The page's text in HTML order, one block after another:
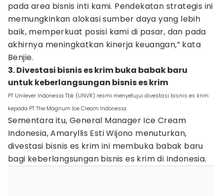
pada area bisnis inti kami. Pendekatan strategis ini
memungkinkan alokasi sumber daya yang lebih
baik, memperkuat posisi kami di pasar, dan pada
akhirnya meningkatkan kinerja keuangan,” kata
Benjie.
3. Divestasi bisnis es krim buka babak baru
untuk keberlangsungan bisnis es krim
PT Unilever Indonesia Tbk (UNVR) resmi menyetujui divestasi bisnis es krim
kepada PT The Magnum Ice Cream Indonesia.
Sementara itu, General Manager Ice Cream
Indonesia, Amaryllis Esti Wijono menuturkan,
divestasi bisnis es krim ini membuka babak baru
bagi keberlangsungan bisnis es krim di Indonesia.